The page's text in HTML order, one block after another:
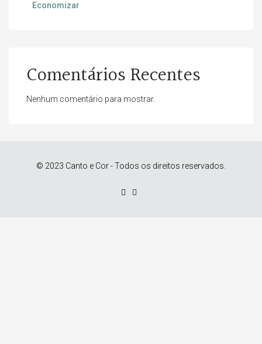
Economizar
Comentários Recentes
Nenhum comentário para mostrar.
© 2023 Canto e Cor - Todos os direitos reservados.